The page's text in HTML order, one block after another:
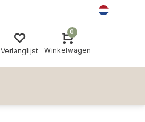
Verlanglijst
0
Winkelwagen